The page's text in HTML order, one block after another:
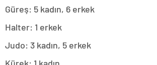
Güreş: 5 kadın, 6 erkek
Halter: 1 erkek
Judo: 3 kadın, 5 erkek